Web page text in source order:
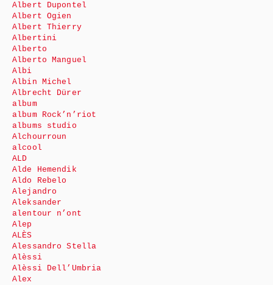
Albert Dupontel
Albert Ogien
Albert Thierry
Albertini
Alberto
Alberto Manguel
Albi
Albin Michel
Albrecht Dürer
album
album Rock’n’riot
albums studio
Alchourroun
alcool
ALD
Alde Hemendik
Aldo Rebelo
Alejandro
Aleksander
alentour n’ont
Alep
ALÈS
Alessandro Stella
Alèssi
Alèssi Dell’Umbria
Alex